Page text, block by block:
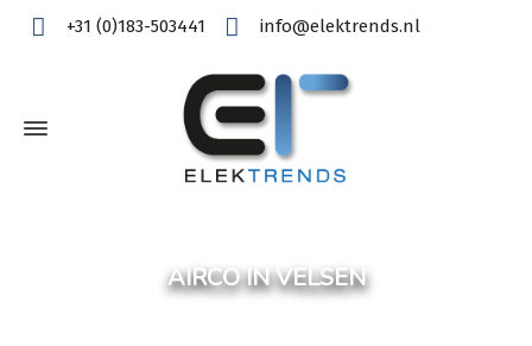
+31 (0)183-503441 info@elektrends.nl
AIRCO IN VELSEN